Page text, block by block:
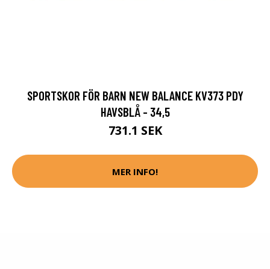
SPORTSKOR FÖR BARN NEW BALANCE KV373 PDY
HAVSBLÅ - 34,5
731.1 SEK
MER INFO!